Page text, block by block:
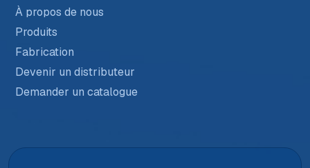
À propos de nous
Produits
Fabrication
Devenir un distributeur
Demander un catalogue